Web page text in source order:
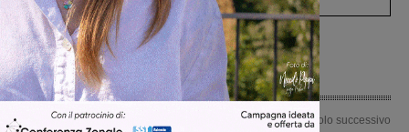
Articolo precedente
Articolo successivo